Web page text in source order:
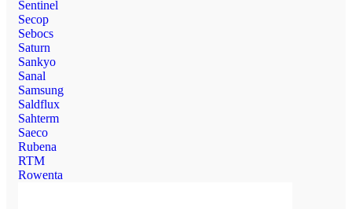
Sentinel
Secop
Sebocs
Saturn
Sankyo
Sanal
Samsung
Saldflux
Sahterm
Saeco
Rubena
RTM
Rowenta